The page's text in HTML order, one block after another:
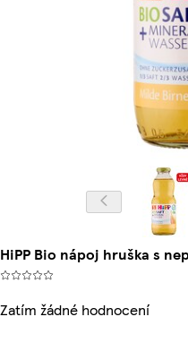
HiPP Bio nápoj hruška s
Zatím žádné hodnocení